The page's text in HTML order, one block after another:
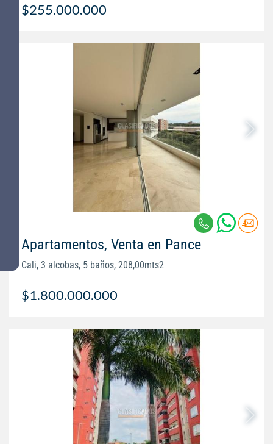
$255.000.000
Apartamentos, Venta en Pance
Cali, 3 alcobas, 5 baños, 208,00mts2
$1.800.000.000